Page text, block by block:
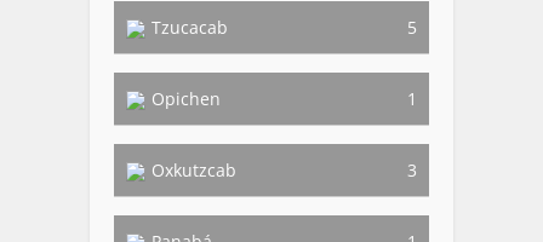
Tzucacab 5
Opichen 1
Oxkutzcab 3